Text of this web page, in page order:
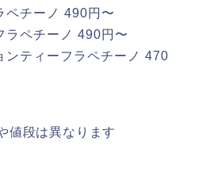
ペチーノ 490円〜
ラペチーノ 490円〜
ンティーフラペチーノ 470
値段は異なります